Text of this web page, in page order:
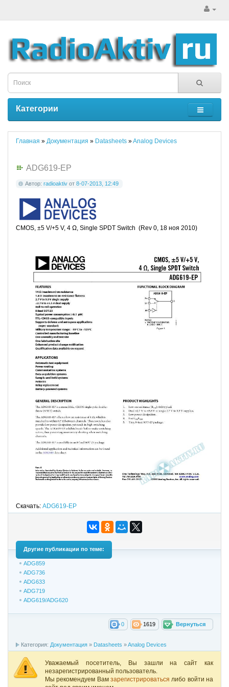
Категории
Главная » Документация » Datasheets »Analog Devices
ADG619-EP
Автор: radioaktiv от 8-07-2013, 12:49
CMOS, ±5 V/+5 V, 4 Ω, Single SPDT Switch (Rev 0, 18 ноя 2010)
Скачать: ADG619-EP
Другие публикации по теме:
ADG859
ADG736
ADG633
ADG719
ADG619/ADG620
Вернуться
1619
0
Категория: Документация » Datasheets »Analog Devices
Уважаемый посетитель, Вы зашли на сайт как
незарегистрированный пользователь.
Мы рекомендуем Вам зарегистрироватьсялибо войти на